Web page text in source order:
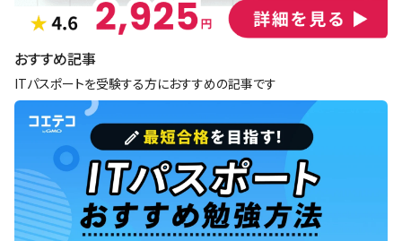
おすすめ記事
ITパスポートを受験する方におすすめの記事です